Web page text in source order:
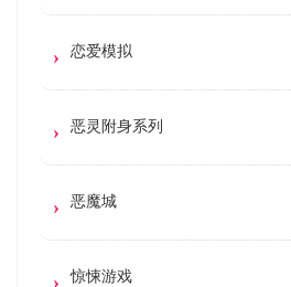
恋爱模拟
恶灵附身系列
恶魔城
惊悚游戏